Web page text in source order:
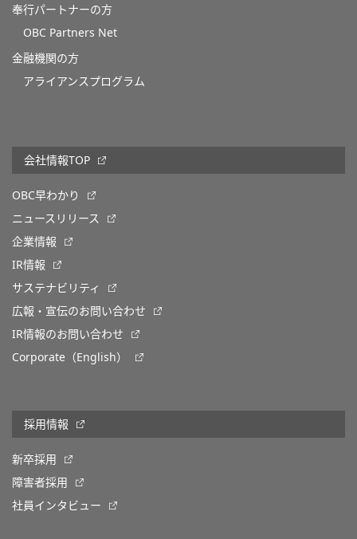
奉行パートナーの方
OBC Partners Net
金融機関の方
アライアンスプログラム
会社情報TOP
OBC早わかり
ニュースリリース
企業情報
IR情報
サステナビリティ
広報・宣伝のお問い合わせ
IR情報のお問い合わせ
Corporate（English）
採用情報
新卒採用
障害者採用
社員インタビュー